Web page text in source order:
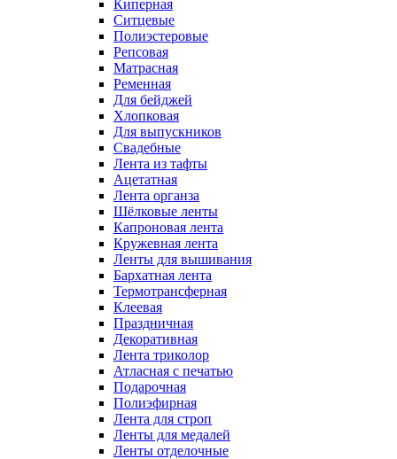
Киперная
Ситцевые
Полиэстеровые
Репсовая
Матрасная
Ременная
Для бейджей
Хлопковая
Для выпускников
Свадебные
Лента из тафты
Ацетатная
Лента органза
Шёлковые ленты
Капроновая лента
Кружевная лента
Ленты для вышивания
Бархатная лента
Термотрансферная
Клеевая
Праздничная
Декоративная
Лента триколор
Атласная с печатью
Подарочная
Полиэфирная
Лента для строп
Ленты для медалей
Ленты отделочные